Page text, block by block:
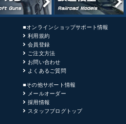
■オンラインショップサポート情報
利用規約
会員登録
ご注文方法
お問い合わせ
よくあるご質問
■その他サポート情報
メールオーダー
採用情報
スタッフブログトップ